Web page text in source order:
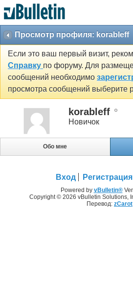
Просмотр профиля: korableff
Если это ваш первый визит,
Справку по форуму. Для
сообщений необходимо
просмотра сообщений выберите
korableff
Новичок
Обо мне
Вход Регистрация
Powered by vBulletin®
Copyright © 2026 vBulletin Solutions,
Перевод: zCarot